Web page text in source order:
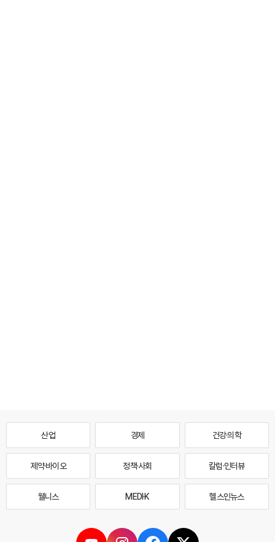
산업 경제 건강·의학
제약·바이오 정책·사회 칼럼·인터뷰
웰니스 MEDI·K 헬스인뉴스